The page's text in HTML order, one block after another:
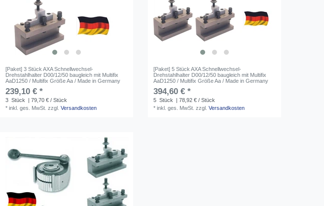
[Paket] 3 Stück AXA Schnellwechsel-
Drehstahlhalter D00/12/50 baugleich mit Multifix
AaD1250 / Multifix Größe Aa / Made in Germany
239,10 € *
3 Stück
| 79,70 € / Stück
*inkl. ges. MwSt. zzgl.Versandkosten
[Paket] 5 Stück AXA Schnellwechsel-
Drehstahlhalter D00/12/50 baugleich mit Multifix
AaD1250 / Multifix Größe Aa / Made in Germany
394,60 € *
5 Stück
| 78,92 € / Stück
*inkl. ges. MwSt. zzgl.Versandkosten